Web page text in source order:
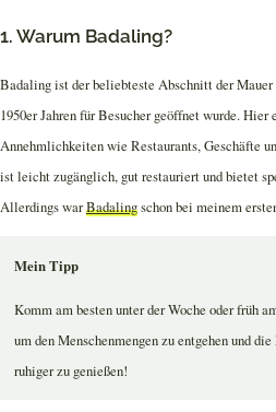
1. Warum Badaling?
Badaling ist der beliebteste Abschnitt der Mauer
1950er Jahren für Besucher geöffnet wurde.
Annehmlichkeiten wie Restaurants, Geschäfte
ist leicht zugänglich, gut restauriert und bietet
Allerdings warBadalingschon bei meinem
Mein Tipp
Komm am besten unter der Woche oder früh
um den Menschenmengen zu entgehen und
ruhiger zu genießen!